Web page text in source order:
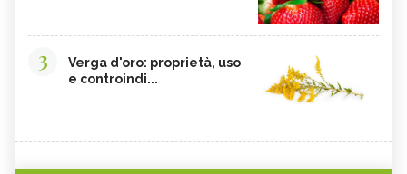
3
Verga d'oro: proprietà, uso
e controindi...